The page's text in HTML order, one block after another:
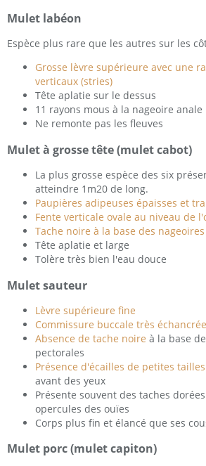
Mulet labéon
Espèce plus rare que les autres sur les
Grosse lèvre supérieure avec une
verticaux (stries)
Tête aplatie sur le dessus
11 rayons mous à la nageoire anale
Ne remonte pas les fleuves
Mulet à grosse tête (mulet cabot)
La plus grosse espèce des six
atteindre 1m20 de long.
Paupières adipeuses épaisses et
Fente verticale ovale au niveau de
Tache noire à la base des
Tête aplatie et large
Tolère très bien l'eau douce
Mulet sauteur
Lèvre supérieure fine
Commissure buccale très échancrée
Absence de tache noire à la base
pectorales
Présence d'écailles de petites
avant des yeux
Présente souvent des taches
opercules des ouïes
Corps plus fin et élancé que ses
Mulet porc (mulet capiton)